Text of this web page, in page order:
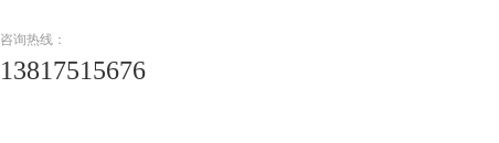
咨询热线：
13817515676